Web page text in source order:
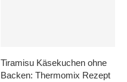
Tiramisu Käsekuchen ohne
Backen: Thermomix Rezept